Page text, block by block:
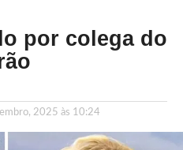
por colega do
2025 às 10:24